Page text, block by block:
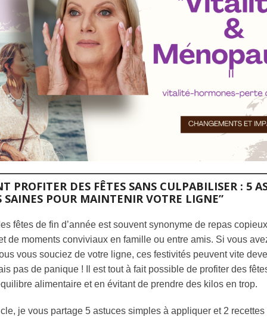
PROFITER DES FÊTES SANS CULPABILISER : 5
SAINES POUR MAINTENIR VOTRE LIGNE”
fêtes de fin d’année est souvent synonyme de repas
de moments conviviaux en famille ou entre amis. Si vous
vous souciez de votre ligne, ces festivités peuvent vite
pas de panique ! Il est tout à fait possible de profiter des
alimentaire et en évitant de prendre des kilos en trop.
je vous partage 5 astuces simples à appliquer et 2